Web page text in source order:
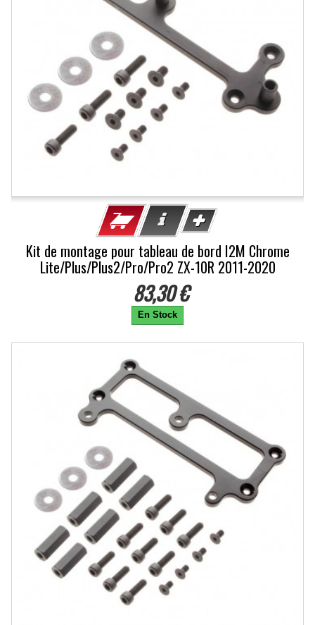
Kit de montage pour tableau de bord I2M Chrome
Lite/Plus/Plus2/Pro/Pro2 ZX-10R 2011-2020
83,30 €
En Stock